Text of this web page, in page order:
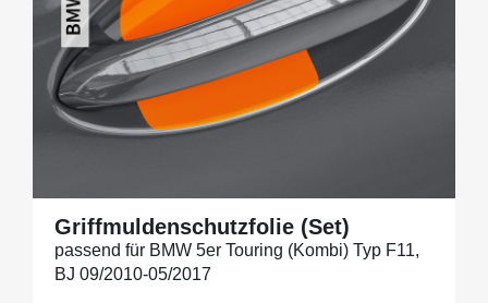
Griffmuldenschutzfolie (Set)
passend für BMW 5er Touring (Kombi) Typ F11,
BJ 09/2010-05/2017